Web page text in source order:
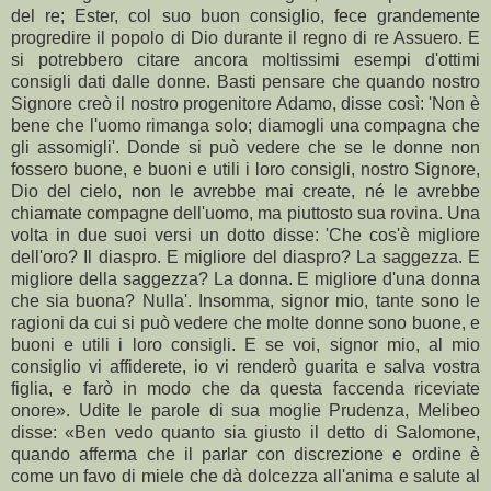
del re; Ester, col suo buon consiglio, fece grandemente
progredire il popolo di Dio durante il regno di re Assuero. E
si potrebbero citare ancora moltissimi esempi d'ottimi
consigli dati dalle donne. Basti pensare che quando nostro
Signore creò il nostro progenitore Adamo, disse così: 'Non è
bene che l'uomo rimanga solo; diamogli una compagna che
gli assomigli'. Donde si può vedere che se le donne non
fossero buone, e buoni e utili i loro consigli, nostro Signore,
Dio del cielo, non le avrebbe mai create, né le avrebbe
chiamate compagne dell'uomo, ma piuttosto sua rovina. Una
volta in due suoi versi un dotto disse: 'Che cos'è migliore
dell'oro? Il diaspro. E migliore del diaspro? La saggezza. E
migliore della saggezza? La donna. E migliore d'una donna
che sia buona? Nulla'. Insomma, signor mio, tante sono le
ragioni da cui si può vedere che molte donne sono buone, e
buoni e utili i loro consigli. E se voi, signor mio, al mio
consiglio vi affiderete, io vi renderò guarita e salva vostra
figlia, e farò in modo che da questa faccenda riceviate
onore». Udite le parole di sua moglie Prudenza, Melibeo
disse: «Ben vedo quanto sia giusto il detto di Salomone,
quando afferma che il parlar con discrezione e ordine è
come un favo di miele che dà dolcezza all'anima e salute al